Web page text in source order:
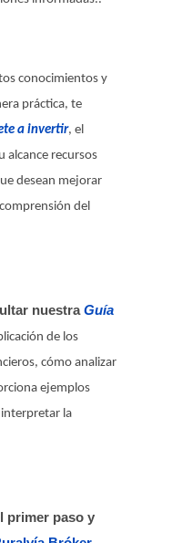
conocimientos y
práctica, te
a invertir, el
alcance recursos
desean mejorar
del
nuestraGuía
de los
cómo analizar
ejemplos
la
primer paso y